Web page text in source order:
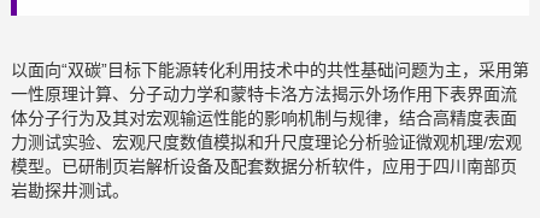
以面向“双碳”目标下能源转化利用技术中的共性基础问题为主，采用第
一性原理计算、分子动力学和蒙特卡洛方法揭示外场作用下表界面流
体分子行为及其对宏观输运性能的影响机制与规律，结合高精度表面
力测试实验、宏观尺度数值模拟和升尺度理论分析验证微观机理/宏观
模型。已研制页岩解析设备及配套数据分析软件，应用于四川南部页
岩勘探井测试。